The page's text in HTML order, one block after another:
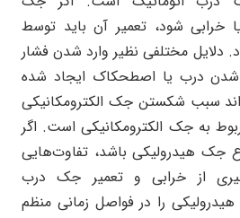
خرابی شود، تعمیر آن باید توسط
دلایل مختلفی نظیر وارد شدن فشار
شدن درب یا اصطحکاک ایجاد شده
سبب شکستن جک الکترومکانیکی
به جک الکترومکانیکی است. اگر
جک هیدرولیکی باشد، تفاوت‌هایی
از خرابی و تعمیر جک درب
را در فواصل زمانی منظم